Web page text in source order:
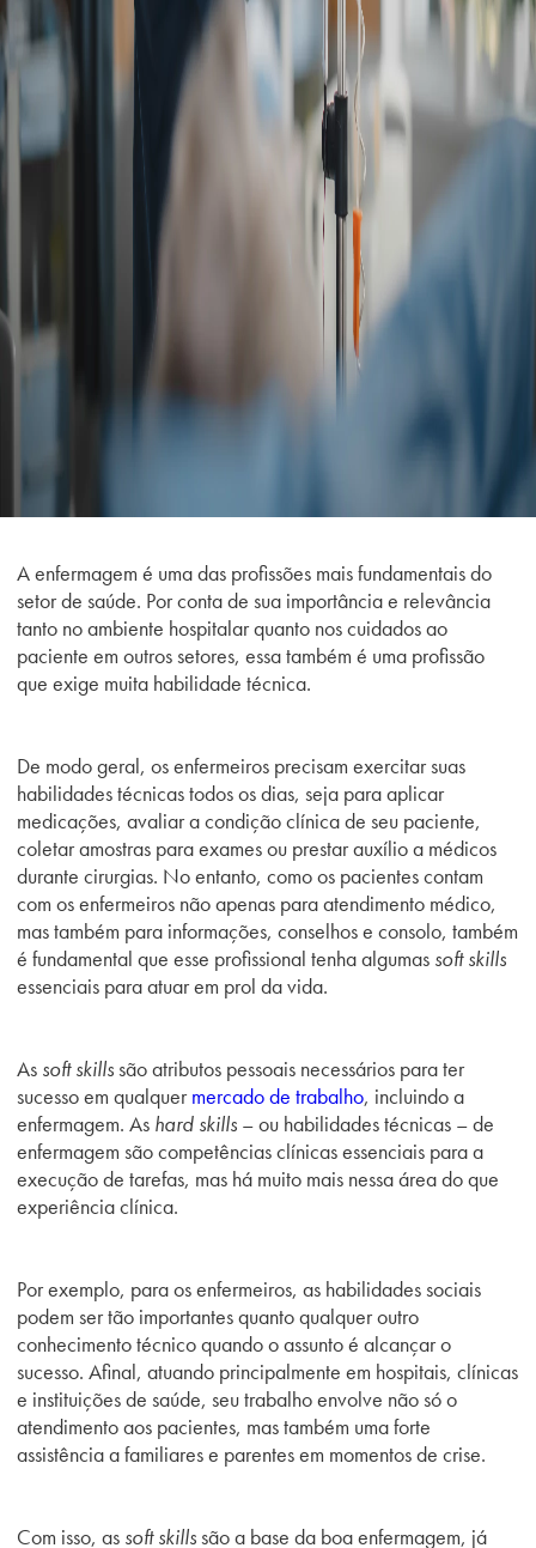
A enfermagem é uma das profissões mais fundamentais do
setor de saúde. Por conta de sua importância e relevância
tanto no ambiente hospitalar quanto nos cuidados ao
paciente em outros setores, essa também é uma profissão
que exige muita habilidade técnica.
De modo geral, os enfermeiros precisam exercitar suas
habilidades técnicas todos os dias, seja para aplicar
medicações, avaliar a condição clínica de seu paciente,
coletar amostras para exames ou prestar auxílio a médicos
durante cirurgias. No entanto, como os pacientes contam
com os enfermeiros não apenas para atendimento médico,
mas também para informações, conselhos e consolo, também
é fundamental que esse profissional tenha algumas soft skills
essenciais para atuar em prol da vida.
As soft skillssão atributos pessoais necessários para ter
sucesso em qualquermercado de trabalho, incluindo a
enfermagem. As hard skills – ou habilidades técnicas –de
enfermagem são competências clínicas essenciais para a
execução de tarefas, mas há muito mais nessa área do que
experiência clínica.
Por exemplo, para os enfermeiros, as habilidades sociais
podem ser tão importantes quanto qualquer outro
conhecimento técnico quando o assunto é alcançar o
sucesso. Afinal, atuando principalmente em hospitais, clínicas
e instituições de saúde, seu trabalho envolve não só o
atendimento aos pacientes, mas também uma forte
assistência a familiares e parentes em momentos de crise.
Com isso, as soft skillssão a base da boa enfermagem, já